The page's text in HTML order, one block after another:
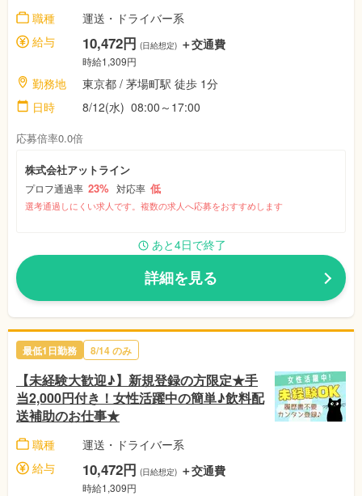
職種
運送・ドライバー系
給与
10,472円 (日給想定) ＋交通費
時給1,309円
勤務地
東京都 / 茅場町駅 徒歩 1分
日時
8/12(水) 08:00～17:00
応募倍率0.0倍
株式会社アットライン
プロフ通過率 23% 対応率 低
選考通過しにくい求人です。複数の求人へ応募をおすすめします
あと4日で終了
詳細を見る
最低1日勤務 8/14 のみ
【未経験大歓迎♪】新規登録の方限定★手
当2,000円付き！女性活躍中の簡単♪飲料配
送補助のお仕事★
職種
運送・ドライバー系
給与
10,472円 (日給想定) ＋交通費
時給1,309円